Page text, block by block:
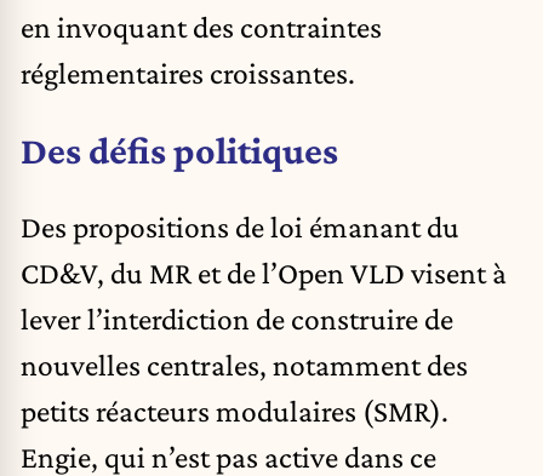
en invoquant des contraintes
réglementaires croissantes.
Des défis politiques
Des propositions de loi émanant du
CD&V, du MR et de l’Open VLD visent à
lever l’interdiction de construire de
nouvelles centrales, notamment des
petits réacteurs modulaires (SMR).
Engie, qui n’est pas active dans ce